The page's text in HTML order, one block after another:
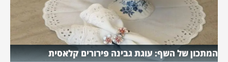
המתכון של השף: עוגת גבינה פירורים קלאסית